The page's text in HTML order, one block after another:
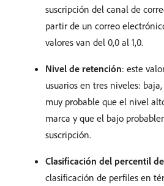
suscripción del canal de
partir de un correo
valores van del 0,0 al 1,0.
Nivel de retención: este
usuarios en tres niveles:
muy probable que el nivel
marca y que el bajo
suscripción.
Clasificación del percentil
clasificación de perfiles en